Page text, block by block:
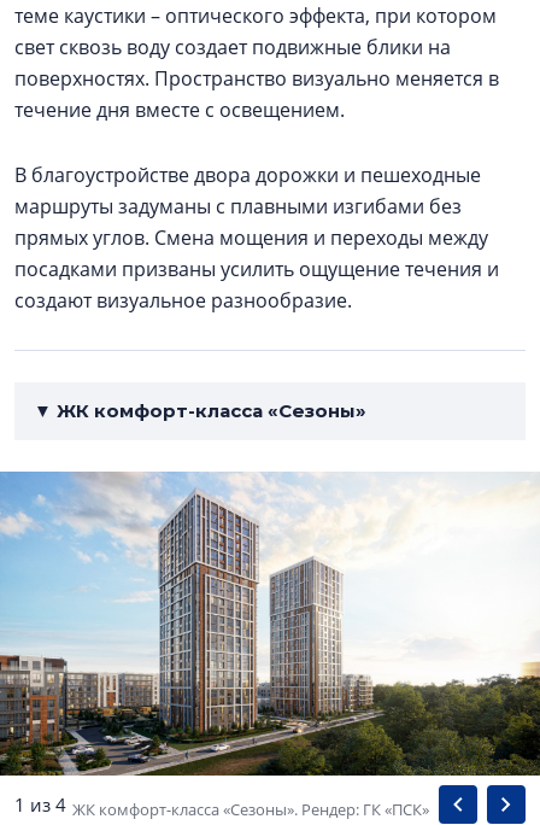
теме каустики – оптического эффекта, при котором
свет сквозь воду создает подвижные блики на
поверхностях. Пространство визуально меняется в
течение дня вместе с освещением.
В благоустройстве двора дорожки и пешеходные
маршруты задуманы с плавными изгибами без
прямых углов. Смена мощения и переходы между
посадками призваны усилить ощущение течения и
создают визуальное разнообразие.
▼ ЖК комфорт-класса «Сезоны»
1 из 4 ЖК комфорт-класса «Сезоны». Рендер: ГК «ПСК»